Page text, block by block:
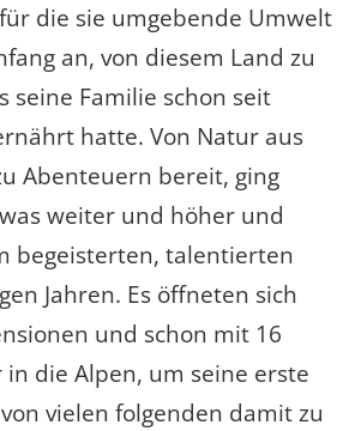
die sie umgebende Umwelt
an, von diesem Land zu
seine Familie schon seit
hatte. Von Natur aus
Abenteuern bereit, ging
weiter und höher und
begeisterten, talentierten
Jahren. Es öffneten sich
und schon mit 16
in die Alpen, um seine erste
vielen folgenden damit zu